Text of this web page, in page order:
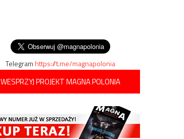
Telegramhttps://t.me/magnapolonia
WESPRZYJ PROJEKT MAGNA POLONIA